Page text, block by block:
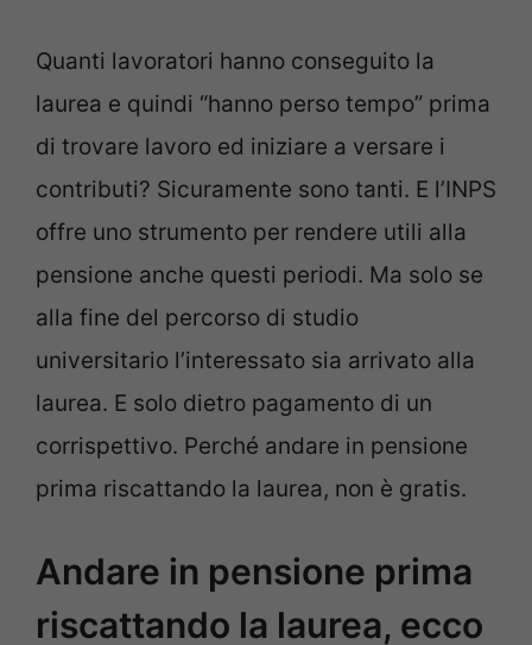
Quanti lavoratori hanno conseguito la
laurea e quindi “hanno perso tempo” prima
di trovare lavoro ed iniziare a versare i
contributi? Sicuramente sono tanti. E l’INPS
offre uno strumento per rendere utili alla
pensione anche questi periodi. Ma solo se
alla fine del percorso di studio
universitario l’interessato sia arrivato alla
laurea. E solo dietro pagamento di un
corrispettivo. Perché andare in pensione
prima riscattando la laurea, non è gratis.
Andare in pensione prima
riscattando la laurea, ecco